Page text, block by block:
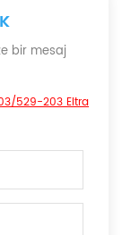
bir mesaj
529-203 Eltra